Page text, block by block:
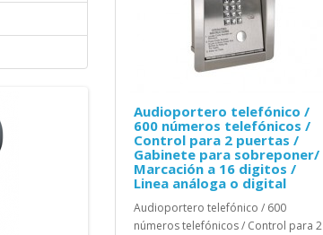
Audioportero telefónico /
600 números telefónicos /
Control para 2 puertas /
Gabinete para sobreponer/
Marcación a 16 digitos /
Linea análoga o digital
Audioportero telefónico / 600
números telefónicos / Control para 2